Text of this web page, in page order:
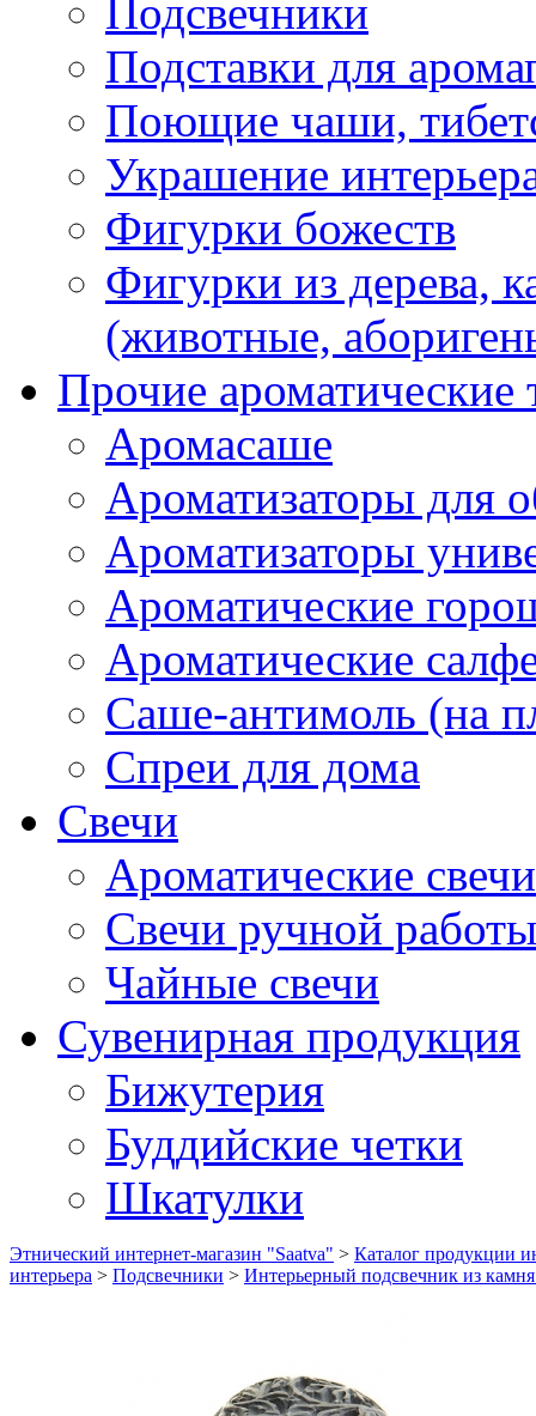
Подсвечники
Подставки для
Поющие чаши,
Украшение
Фигурки божеств
Фигурки из дерева,
(животные,
Прочие ароматические
Аромасаше
Ароматизаторы для
Ароматизаторы
Ароматические
Ароматические
Саше-антимоль (на
Спреи для дома
Свечи
Ароматические свечи
Свечи ручной работы
Чайные свечи
Сувенирная продукция
Бижутерия
Буддийские четки
Шкатулки
Этнический интернет-магазин "Saatva" > Каталог продукции
интерьера > Подсвечники > Интерьерный подсвечник из